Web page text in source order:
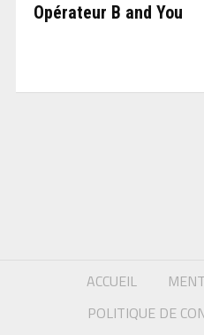
Opérateur B and You
ACCUEIL
POLITIQUE DE